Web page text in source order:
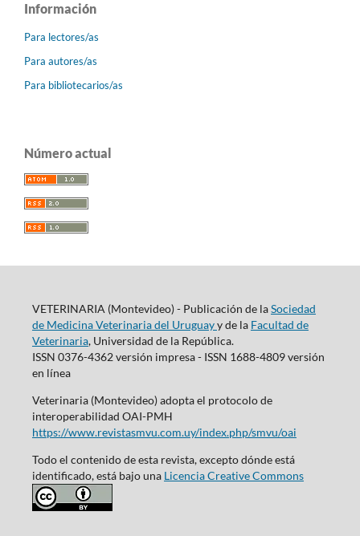
Información
Para lectores/as
Para autores/as
Para bibliotecarios/as
Número actual
VETERINARIA (Montevideo) - Publicación de laSociedad
de Medicina Veterinaria del Uruguayy de la Facultad de
Veterinaria, Universidad de la República.
ISSN 0376-4362 versión impresa - ISSN 1688-4809 versión
en línea
Veterinaria (Montevideo) adopta el protocolo de
interoperabilidad OAI-PMH
https://www.revistasmvu.com.uy/index.php/smvu/oai
Todo el contenido de esta revista, excepto dónde está
identificado, está bajo una Licencia Creative Commons